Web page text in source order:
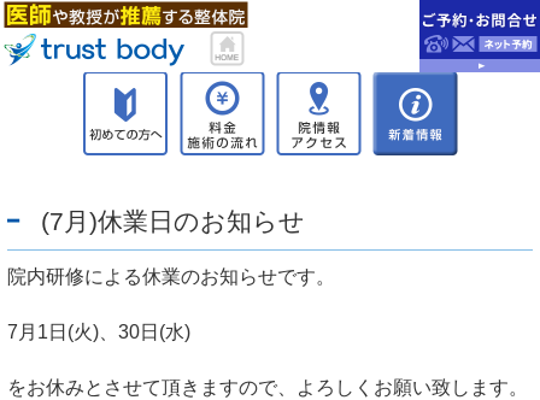
(7月)休業日のお知らせ
院内研修による休業のお知らせです。
7月1日(火)、30日(水)
をお休みとさせて頂きますので、よろしくお願い致します。